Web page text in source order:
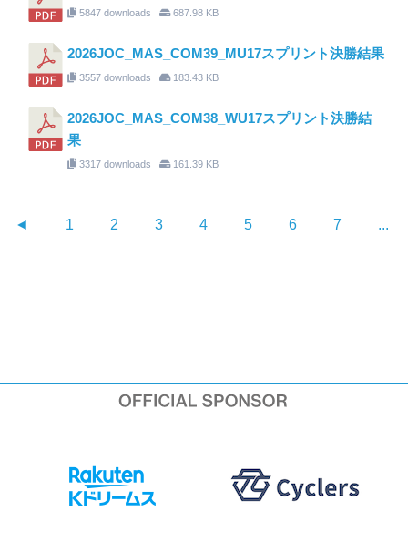
5847 downloads 687.98 KB
2026JOC_MAS_COM39_MU17スプリント決勝結果
3557 downloads 183.43 KB
2026JOC_MAS_COM38_WU17スプリント決勝結
果
3317 downloads 161.39 KB
◄ 1 2 3 4 5 6 7 ...